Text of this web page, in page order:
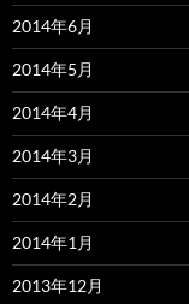
2014年6月
2014年5月
2014年4月
2014年3月
2014年2月
2014年1月
2013年12月